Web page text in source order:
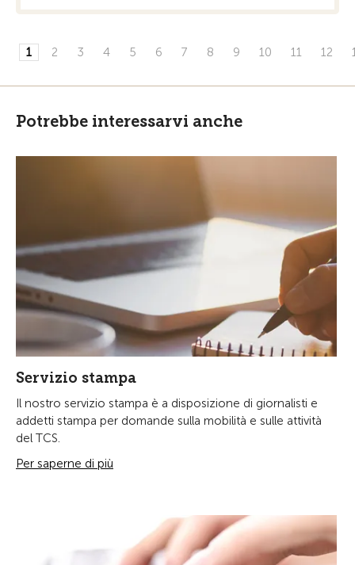
1 2 3 4 5 6 7 8 9 10 11 12
Potrebbe interessarvi anche
Servizio stampa
Il nostro servizio stampa è a disposizione di giornalisti e
addetti stampa per domande sulla mobilità e sulle attività
del TCS.
Per saperne di più